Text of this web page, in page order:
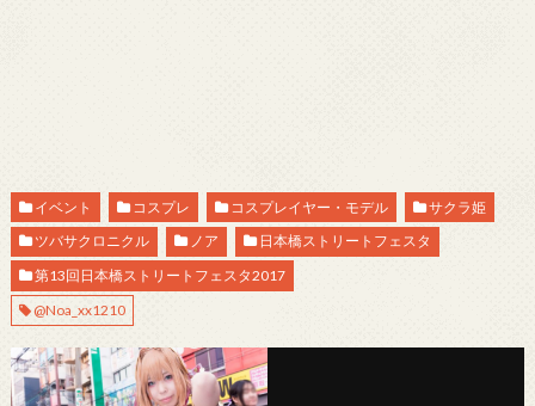
イベント コスプレ コスプレイヤー・モデル
サクラ姫
ツバサクロニクル
ノア
日本橋ストリートフェスタ
第13回日本橋ストリートフェスタ2017
@Noa_xx1210